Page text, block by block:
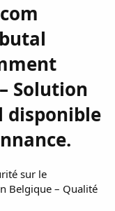
Solution
disponible
sur le
Belgique – Qualité